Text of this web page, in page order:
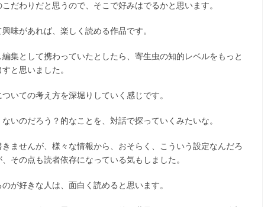
だわりだと思うので、そこで好みはでるかと思います。
味があれば、楽しく読める作品です。
集として携わっていたとしたら、寄生虫の知的レベルをもっと
と思いました。
いての考え方を深堀りしていく感じです。
いのだろう？的なことを、対話で探っていくみたいな。
ませんが、様々な情報から、おそらく、こういう設定なんだろ
その点も読者依存になっている気もしました。
が好きな人は、面白く読めると思います。